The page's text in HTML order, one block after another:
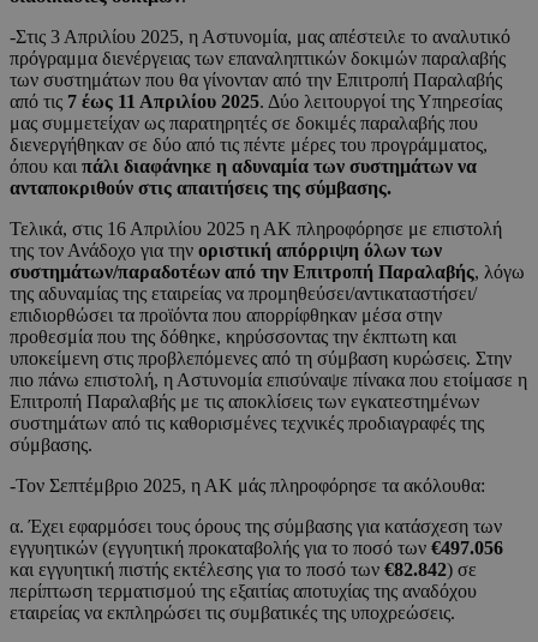
-Στις 3 Απριλίου 2025, η Αστυνομία, μας απέστειλε το αναλυτικό
πρόγραμμα διενέργειας των επαναληπτικών δοκιμών παραλαβής
των συστημάτων που θα γίνονταν από την Επιτροπή Παραλαβής
από τις 7 έως 11 Απριλίου 2025. Δύο λειτουργοί της Υπηρεσίας
μας συμμετείχαν ως παρατηρητές σε δοκιμές παραλαβής που
διενεργήθηκαν σε δύο από τις πέντε μέρες του προγράμματος,
όπου και πάλι διαφάνηκε η αδυναμία των συστημάτων να
ανταποκριθούν στις απαιτήσεις της σύμβασης.
Τελικά, στις 16 Απριλίου 2025 η ΑΚ πληροφόρησε με επιστολή
της τον Ανάδοχο για την οριστική απόρριψη όλων των
συστημάτων/παραδοτέων από την Επιτροπή Παραλαβής, λόγω
της αδυναμίας της εταιρείας να προμηθεύσει/αντικαταστήσει/
επιδιορθώσει τα προϊόντα που απορρίφθηκαν μέσα στην
προθεσμία που της δόθηκε, κηρύσσοντας την έκπτωτη και
υποκείμενη στις προβλεπόμενες από τη σύμβαση κυρώσεις. Στην
πιο πάνω επιστολή, η Αστυνομία επισύναψε πίνακα που ετοίμασε η
Επιτροπή Παραλαβής με τις αποκλίσεις των εγκατεστημένων
συστημάτων από τις καθορισμένες τεχνικές προδιαγραφές της
σύμβασης.
-Τον Σεπτέμβριο 2025, η ΑΚ μάς πληροφόρησε τα ακόλουθα:
α. Έχει εφαρμόσει τους όρους της σύμβασης για κατάσχεση των
εγγυητικών (εγγυητική προκαταβολής για το ποσό των €497.056
και εγγυητική πιστής εκτέλεσης για το ποσό των €82.842) σε
περίπτωση τερματισμού της εξαιτίας αποτυχίας της αναδόχου
εταιρείας να εκπληρώσει τις συμβατικές της υποχρεώσεις.